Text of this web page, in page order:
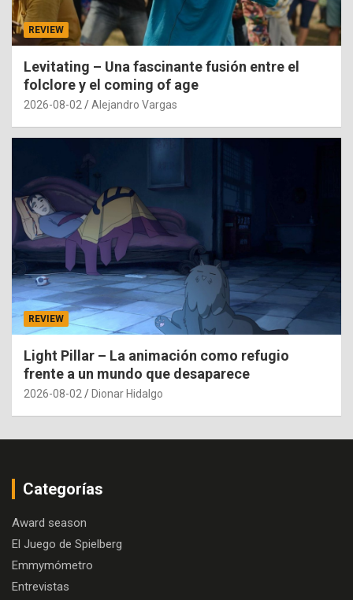
REVIEW
Levitating – Una fascinante fusión entre el
folclore y el coming of age
2026-08-02 Alejandro Vargas
REVIEW
Light Pillar – La animación como refugio
frente a un mundo que desaparece
2026-08-02 Dionar Hidalgo
Categorías
Award season
El Juego de Spielberg
Emmymómetro
Entrevistas